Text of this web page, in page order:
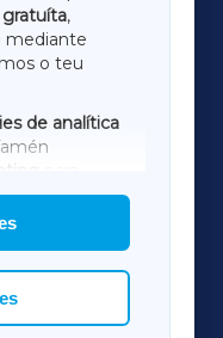
,
mediante
o teu
de analítica
a elección das